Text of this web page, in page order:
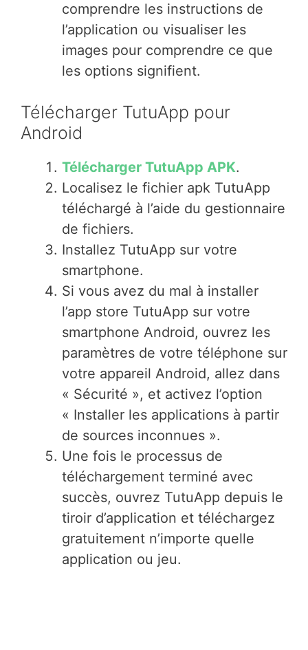
comprendre les instructions de
l’application ou visualiser les
images pour comprendre ce que
les options signifient.
Télécharger TutuApp pour
Android
Télécharger TutuApp APK.
Localisez le fichier apk TutuApp
téléchargé à l’aide du gestionnaire
de fichiers.
Installez TutuApp sur votre
smartphone.
Si vous avez du mal à installer
l’app store TutuApp sur votre
smartphone Android, ouvrez les
paramètres de votre téléphone sur
votre appareil Android, allez dans
« Sécurité », et activez l’option
« Installer les applications à partir
de sources inconnues ».
Une fois le processus de
téléchargement terminé avec
succès, ouvrez TutuApp depuis le
tiroir d’application et téléchargez
gratuitement n’importe quelle
application ou jeu.